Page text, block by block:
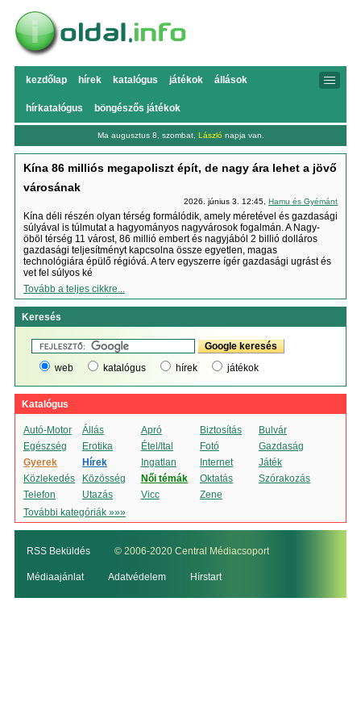
kezdőlap hírek katalógus játékok állások
hírkatalógus böngészős játékok
Ma augusztus 8, szombat, László napja van.
Kína 86 milliós megapoliszt épít, de nagy ára lehet a jövő
városának
2026. június 3. 12:45,Hamu és Gyémánt
Kína déli részén olyan térség formálódik, amely méretével és gazdasági
súlyával is túlmutat a hagyományos nagyvárosok fogalmán. A Nagy-
öböl térség 11 várost, 86 millió embert és nagyjából 2 billió dolláros
gazdasági teljesítményt kapcsolna össze egyetlen, magas
technológiára épülő régióvá. A terv egyszerre ígér gazdasági ugrást és
vet fel súlyos ké
Tovább a teljes cikkre...
Keresés
web katalógus hírek játékok
Katalógus
Autó-Motor Állás Apró Biztosítás
Bulvár
Egészség
Erotika Étel/Ital Fotó
Gazdaság
Gyerek
Hírek Ingatlan Internet
Játék
Közlekedés
Közösség Női témák Oktatás
Szórakozás
Telefon
Utazás Vicc
Zene
További kategóriák »»»
RSS Beküldés © 2006-2020 Central Médiacsoport
Médiaajánlat Adatvédelem Hírstart